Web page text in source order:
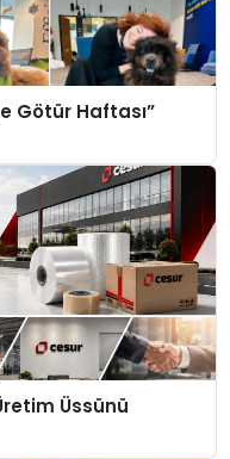
Götür Haftası”
Üssünü